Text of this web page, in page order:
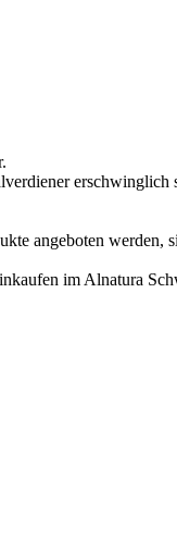
erschwinglich
angeboten werden,
im Alnatura